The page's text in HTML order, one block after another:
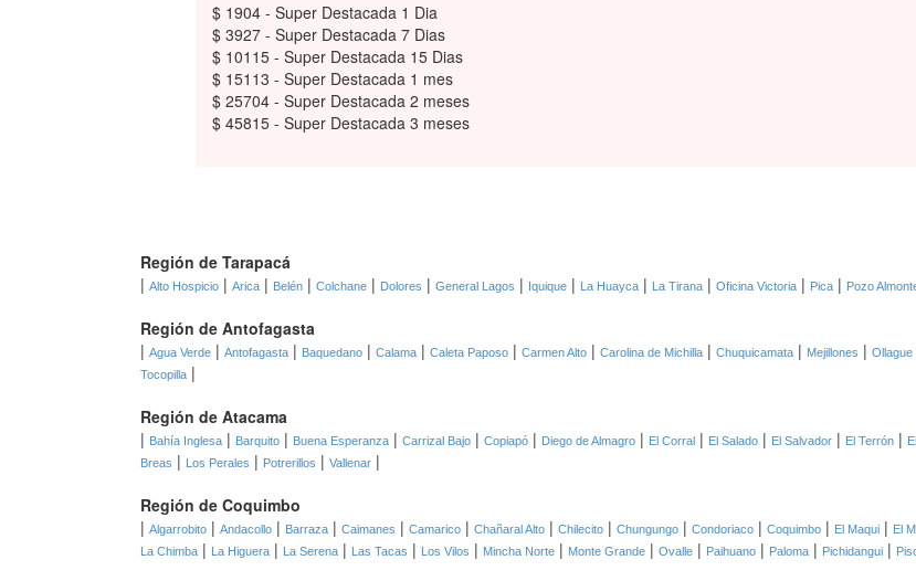
$ 1904 - Super Destacada 1 Dia
$ 3927 - Super Destacada 7 Dias
$ 10115 - Super Destacada 15 Dias
$ 15113 - Super Destacada 1 mes
$ 25704 - Super Destacada 2 meses
$ 45815 - Super Destacada 3 meses
Región de Tarapacá
| Alto Hospicio | Arica | Belén | Colchane | Dolores | General Lagos | Iquique | La Huayca | La Tirana | Oficina Victoria | Pica | Pozo
Región de Antofagasta
| Agua Verde | Antofagasta | Baquedano | Calama | Caleta Paposo | Carmen Alto | Carolina de Michilla | Chuquicamata | Mejillones | Ollague
Tocopilla |
Región de Atacama
| Bahía Inglesa | Barquito | Buena Esperanza | Carrizal Bajo | Copiapó | Diego de Almagro | El Corral | El Salado | El Salvador | El Terrón |
Breas | Los Perales | Potrerillos | Vallenar |
Región de Coquimbo
| Algarrobito | Andacollo | Barraza | Caimanes | Camarico | Chañaral Alto | Chilecito | Chungungo | Condoriaco | Coquimbo | El Maqui | El
La Chimba | La Higuera | La Serena | Las Tacas | Los Vilos | Mincha Norte | Monte Grande | Ovalle | Paihuano | Paloma | Pichidangui |